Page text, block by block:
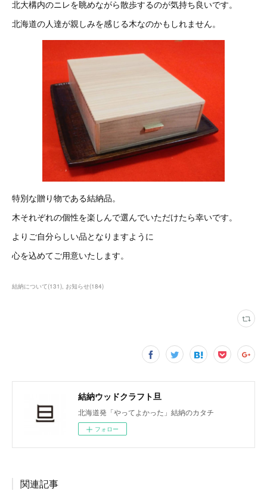
北大構内のニレを眺めながら散歩するのが気持ち良いです。
北海道の人達が親しみを感じる木なのかもしれません。
特別な贈り物である結納品。
木それぞれの個性を楽しんで選んでいただけたら幸いです。
よりご自分らしい品となりますように
心を込めてご用意いたします。
結納について(131) お知らせ(184)
結納ウッドクラフト旦
北海道発「やってよかった」結納のカタチ
フォロー
関連記事